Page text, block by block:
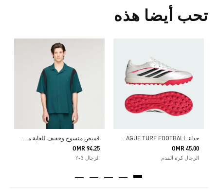
تحب أيضا هذه
ح
ذاء COPA PURE IV LEAGUE TURF FOOTBALL
OMR 45.00
الرجال كرة القدم
ق
ميص منسوج وخفيف للغاية من Y-3
OMR 94.25
الرجال Y-3